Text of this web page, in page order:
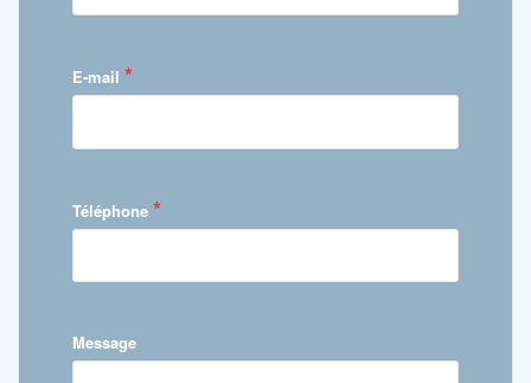
E-mail *
Téléphone *
Message